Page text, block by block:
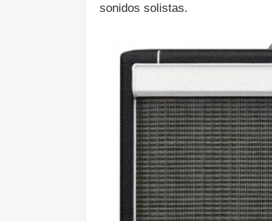
sonidos solistas.